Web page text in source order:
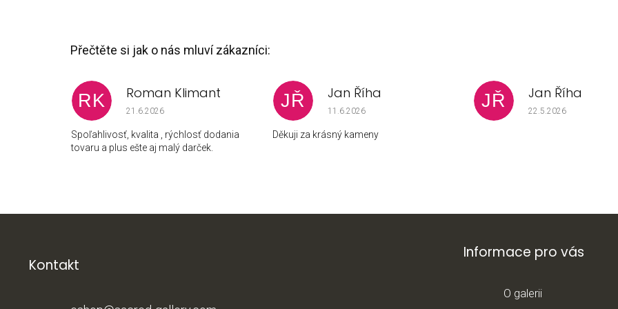
RK Roman Klimant
Hodnocení obchodu je 5 z 5 hvězdiček.
21.6.2026
Spoľahlivosť, kvalita , rýchlosť dodania
tovaru a plus ešte aj malý darček.
JŘ Jan Říha
Hodnocení obchodu je 5 z 5 hvězdiček.
11.6.2026
Děkuji za krásný kameny
JŘ Jan Říha
Hodnocení obchodu
22.5.2026
Z
Kontakt
Informace pro vás
O galerii